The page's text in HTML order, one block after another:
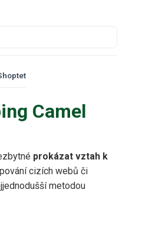
Camel
prokázat vztah k
cizích webů či
metodou